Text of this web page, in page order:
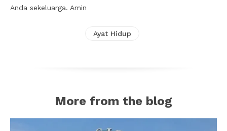
Anda sekeluarga. Amin
Ayat Hidup
More from the blog